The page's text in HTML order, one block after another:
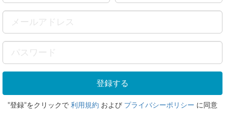
"登録"をクリックで 利用規約 および プライバシーポリシー に同意